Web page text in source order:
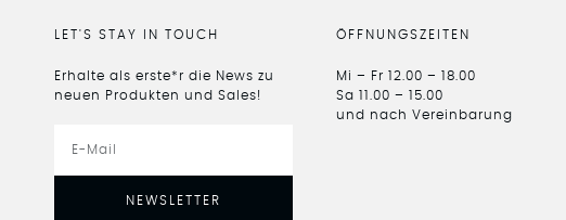
LET'S STAY IN TOUCH
Erhalte als erste*r die News zu
neuen Produkten und Sales!
NEWSLETTER
ÖFFNUNGSZEITEN
Mi – Fr 12.00 – 18.00
Sa 11.00 – 15.00
und nach Vereinbarung